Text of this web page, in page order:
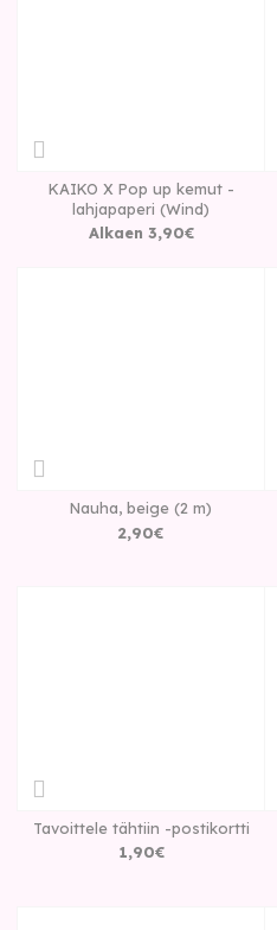
KAIKO X Pop up kemut -
lahjapaperi (Wind)
Alkaen 3,90€
Nauha, beige (2 m)
2,90€
Tavoittele tähtiin -postikortti
1,90€